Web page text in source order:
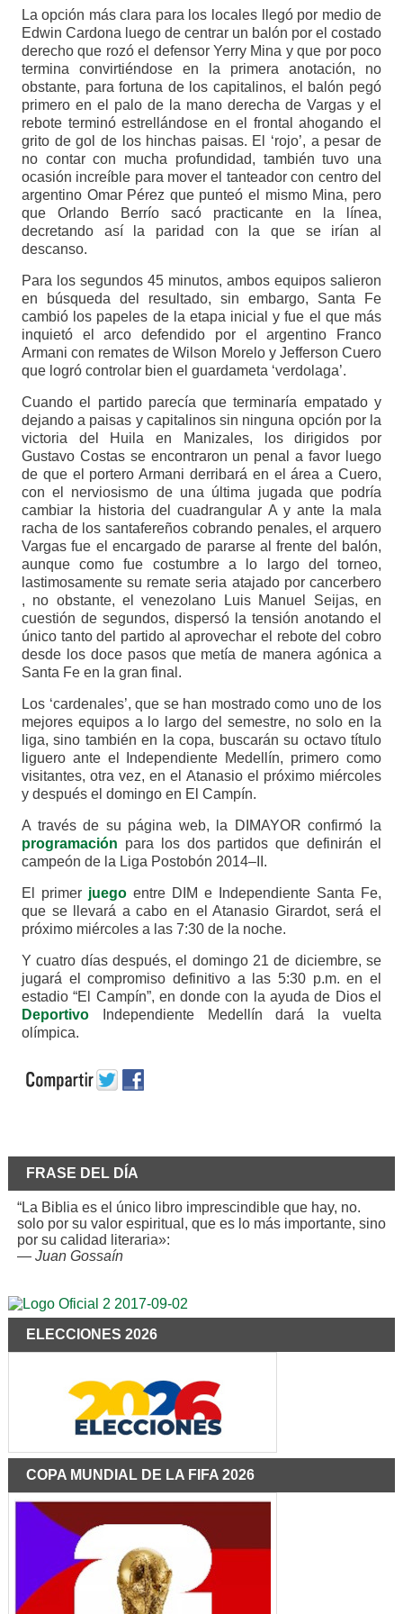
La opción más clara para los locales llegó por medio de
Edwin Cardona luego de centrar un balón por el costado
derecho que rozó el defensor Yerry Mina y que por poco
termina convirtiéndose en la primera anotación, no
obstante, para fortuna de los capitalinos, el balón pegó
primero en el palo de la mano derecha de Vargas y el
rebote terminó estrellándose en el frontal ahogando el
grito de gol de los hinchas paisas. El ‘rojo’, a pesar de
no contar con mucha profundidad, también tuvo una
ocasión increíble para mover el tanteador con centro del
argentino Omar Pérez que punteó el mismo Mina, pero
que Orlando Berrío sacó practicante en la línea,
decretando así la paridad con la que se irían al
descanso.
Para los segundos 45 minutos, ambos equipos salieron
en búsqueda del resultado, sin embargo, Santa Fe
cambió los papeles de la etapa inicial y fue el que más
inquietó el arco defendido por el argentino Franco
Armani con remates de Wilson Morelo y Jefferson Cuero
que logró controlar bien el guardameta ‘verdolaga’.
Cuando el partido parecía que terminaría empatado y
dejando a paisas y capitalinos sin ninguna opción por la
victoria del Huila en Manizales, los dirigidos por
Gustavo Costas se encontraron un penal a favor luego
de que el portero Armani derribará en el área a Cuero,
con el nerviosismo de una última jugada que podría
cambiar la historia del cuadrangular A y ante la mala
racha de los santafereños cobrando penales, el arquero
Vargas fue el encargado de pararse al frente del balón,
aunque como fue costumbre a lo largo del torneo,
lastimosamente su remate seria atajado por cancerbero
, no obstante, el venezolano Luis Manuel Seijas, en
cuestión de segundos, dispersó la tensión anotando el
único tanto del partido al aprovechar el rebote del cobro
desde los doce pasos que metía de manera agónica a
Santa Fe en la gran final.
Los ‘cardenales’, que se han mostrado como uno de los
mejores equipos a lo largo del semestre, no solo en la
liga, sino también en la copa, buscarán su octavo título
liguero ante el Independiente Medellín, primero como
visitantes, otra vez, en el Atanasio el próximo miércoles
y después el domingo en El Campín.
A través de su página web, la DIMAYOR confirmó la
programación para los dos partidos que definirán el
campeón de la Liga Postobón 2014–II.
El primer juegoentre DIM e Independiente Santa Fe,
que se llevará a cabo en el Atanasio Girardot, será el
próximo miércoles a las 7:30 de la noche.
Y cuatro días después, el domingo 21 de diciembre, se
jugará el compromiso definitivo a las 5:30 p.m. en el
estadio “El Campín”, en donde con la ayuda de Dios el
DeportivoIndependiente Medellín dará la vuelta
olímpica.
FRASE DEL DÍA
“La Biblia es el único libro imprescindible que hay, no.
solo por su valor espiritual, que es lo más importante, sino
por su calidad literaria»:
— Juan Gossaín
ELECCIONES 2026
COPA MUNDIAL DE LA FIFA 2026